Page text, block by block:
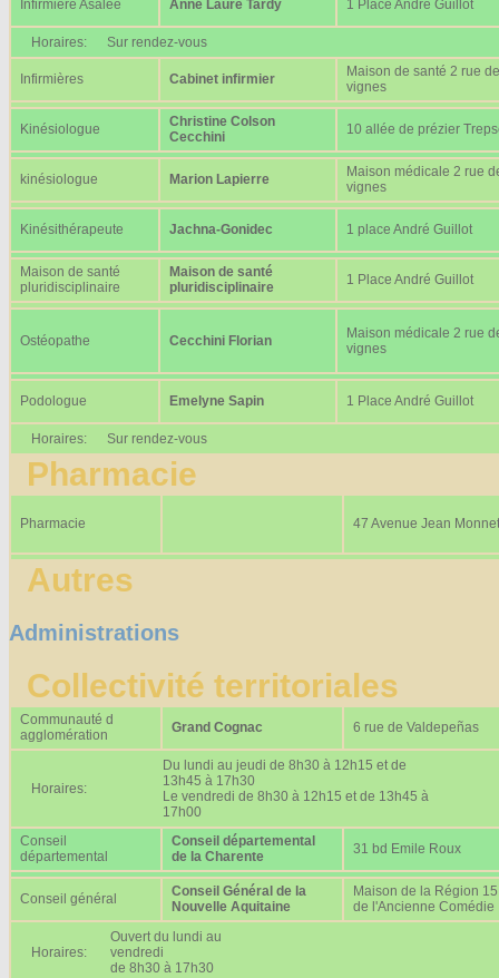
Infirmière Asalée Anne Laure Tardy 1 Place André Guillot
Horaires: Sur rendez-vous
Infirmières Cabinet infirmier
Maison de santé 2 rue
vignes
Kinésiologue
Christine Colson
Cecchini
10 allée de prézier
kinésiologue Marion Lapierre
Maison médicale 2 rue
vignes
Kinésithérapeute Jachna-Gonidec 1 place André Guillot
Maison de santé
pluridisciplinaire
Maison de santé
pluridisciplinaire
1 Place André Guillot
Ostéopathe Cecchini Florian
Maison médicale 2 rue
vignes
Podologue Emelyne Sapin 1 Place André Guillot
Horaires: Sur rendez-vous
Pharmacie
Pharmacie 47 Avenue Jean Monnet
Autres
Administrations
Collectivité territoriales
Communauté d
agglomération
Grand Cognac 6 rue de Valdepeñas
Horaires:
Du lundi au jeudi de 8h30 à 12h15 et de
13h45 à 17h30
Le vendredi de 8h30 à 12h15 et de 13h45 à
17h00
Conseil
départemental
Conseil départemental
de la Charente
31 bd Emile Roux
Conseil général
Conseil Général de la
Nouvelle Aquitaine
Maison de la Région
de l'Ancienne Comédie
Horaires:
Ouvert du lundi au
vendredi
de 8h30 à 17h30